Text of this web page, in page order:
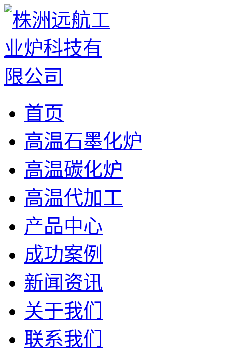
首页
高温石墨化炉
高温碳化炉
高温代加工
产品中心
成功案例
新闻资讯
关于我们
联系我们